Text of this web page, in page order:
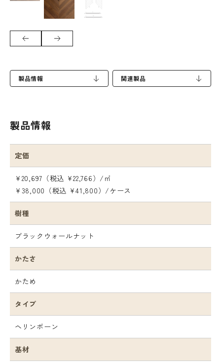
製品情報 関連製品
製品情報
定価
¥20,697（税込 ¥22,766）/㎡
¥38,000（税込 ¥41,800）/ケース
樹種
ブラックウォールナット
かたさ
かため
タイプ
ヘリンボーン
基材